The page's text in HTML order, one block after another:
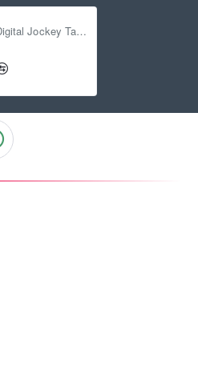
RELOOP Digital Jockey Taster, 1 gab.